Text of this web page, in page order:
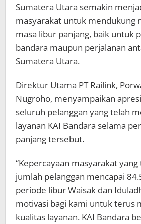
Sumatera Utara semakin
masyarakat untuk mendukung
masa libur panjang, baik untuk
bandara maupun perjalanan
Sumatera Utara.
Direktur Utama PT Railink,
Nugroho, menyampaikan
seluruh pelanggan yang telah
layanan KAI Bandara selama
panjang tersebut.
“Kepercayaan masyarakat
jumlah pelanggan mencapai
periode libur Waisak dan
motivasi bagi kami untuk terus
kualitas layanan. KAI Bandara